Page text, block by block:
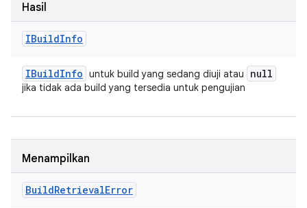
Hasil
IBuildInfo
IBuildInfo untuk build yang sedang diuji atau null
jika tidak ada build yang tersedia untuk pengujian
Menampilkan
BuildRetrievalError